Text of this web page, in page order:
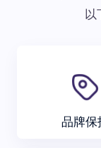
以
品牌保